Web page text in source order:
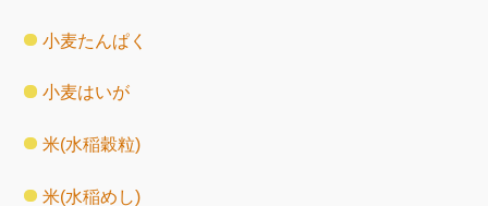
小麦たんぱく
小麦はいが
米(水稲穀粒)
米(水稲めし)